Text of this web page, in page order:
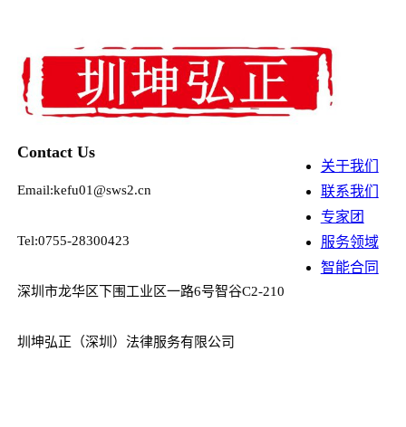
Contact Us
Email:kefu01@sws2.cn
Tel:0755-28300423
深圳市龙华区下围工业区一路6号智谷C2-210
圳坤弘正（深圳）法律服务有限公司
关于我们
联系我们
专家团
服务领域
智能合同